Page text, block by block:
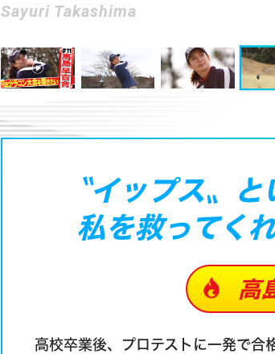
Sayuri Takashima
〝イップス〟
私を救ってく
高
高校卒業後、プロテストに一発で合